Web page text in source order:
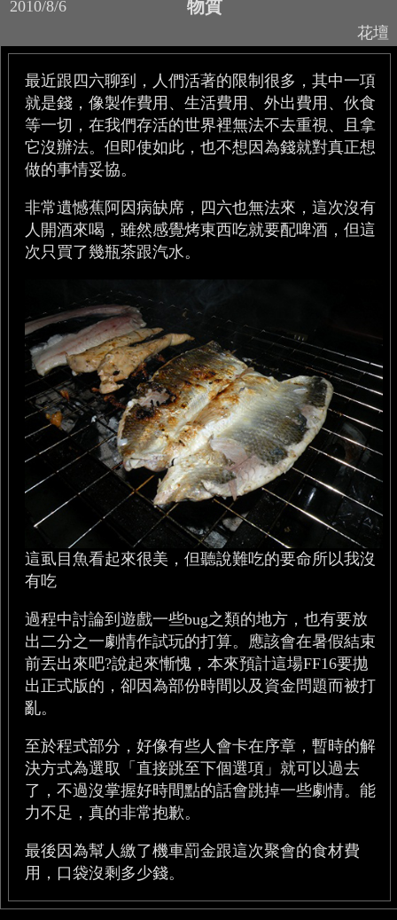
2010/8/6 物質
花壇
最近跟四六聊到，人們活著的限制很多，其中一項
就是錢，像製作費用、生活費用、外出費用、伙食
等一切，在我們存活的世界裡無法不去重視、且拿
它沒辦法。但即使如此，也不想因為錢就對真正想
做的事情妥協。
非常遺憾蕉阿因病缺席，四六也無法來，這次沒有
人開酒來喝，雖然感覺烤東西吃就要配啤酒，但這
次只買了幾瓶茶跟汽水。
這虱目魚看起來很美，但聽說難吃的要命所以我沒
有吃
過程中討論到遊戲一些bug之類的地方，也有要放
出二分之一劇情作試玩的打算。應該會在暑假結束
前丟出來吧?說起來慚愧，本來預計這場FF16要拋
出正式版的，卻因為部份時間以及資金問題而被打
亂。
至於程式部分，好像有些人會卡在序章，暫時的解
決方式為選取「直接跳至下個選項」就可以過去
了，不過沒掌握好時間點的話會跳掉一些劇情。能
力不足，真的非常抱歉。
最後因為幫人繳了機車罰金跟這次聚會的食材費
用，口袋沒剩多少錢。